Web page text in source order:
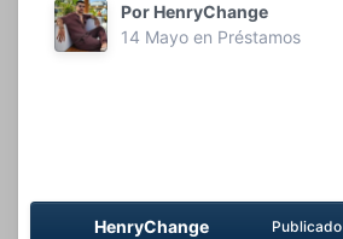
Por HenryChange
14 Mayo en Préstamos
HenryChange Publicado